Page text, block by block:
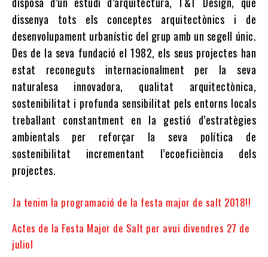
dissenya tots els conceptes arquitectònics i de
desenvolupament urbanístic del grup amb un segell únic.
Des de la seva fundació el 1982, els seus projectes han
estat reconeguts internacionalment per la seva
naturalesa innovadora, qualitat arquitectònica,
sostenibilitat i profunda sensibilitat pels entorns locals
treballant constantment en la gestió d’estratègies
ambientals per reforçar la seva política de
sostenibilitat incrementant l’ecoeficiència dels
projectes.
Ja tenim la programació de la festa major de salt 2018!!
Actes de la Festa Major de Salt per avui divendres 27 de
juliol